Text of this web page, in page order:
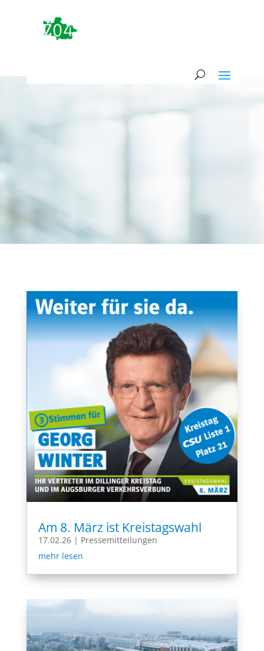
Am 8. März ist Kreistagswahl
17.02.26| Pressemitteilungen
mehr lesen